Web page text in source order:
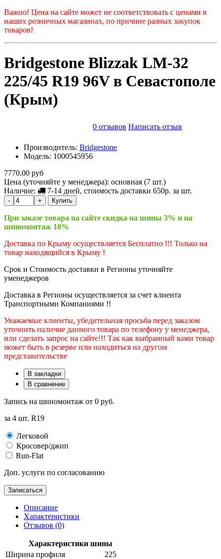
Важно! Цена на сайте может не соответствовать с ценами в
наших розничных магазинах, по причине разных закупок
товаров!
Bridgestone Blizzak LM-32
225/45 R19 96V в Севастополе
(Крым)
0 отзывов Написать отзыв
Производитель: Bridgestone
Модель: 1000545956
7770.00 руб
Цена (уточняйте у менеджера): основная (7 шт.)
Наличие:
7-14 дней, стоимость доставки 650р. за шт.
- + Купить
При заказе товара на сайте скидка на шины 3% и на
шиномонтаж 10%
Доставка по Крыму осуществляется Бесплатно !!! Только на
товар находящийся в Крыму !
Срок и Стоимость доставки в Регионы уточняйте
уменеджеров
Доставка в Регионы осуществляется за счет клиента
Транспортными Компаниями !!
Уважаемые клиенты, убедительная просьба перед заказом
уточнить наличие данного товара по телефону у менеджера,
или сделать запрос на сайте!!! Так как выбранный вами товар
может быть в резерве или находиться на другом
представительстве
В закладки
В сравнение
Запись на шиномонтаж от 0 руб.
за 4 шт. R19
Легковой
Кросовер/джип
Run-Flat
Доп. услуги по согласованию
Записаться
Описание
Характеристики
Отзывов (0)
Характеристики шины
Ширина профиля
225